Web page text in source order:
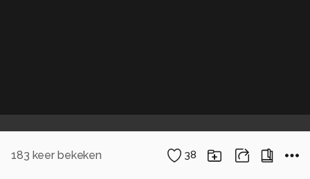
183 keer bekeken 38